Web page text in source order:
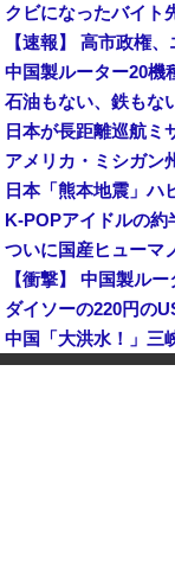
クビになったバイト
ダイソーの220円の